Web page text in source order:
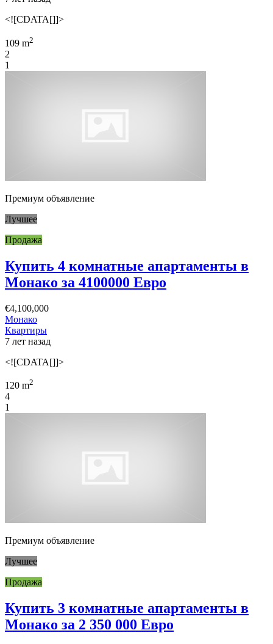
<![CDATA[]]>
109 m2
2
1
Премиум объявление
Лучшее
Продажа
Купить 4 комнатные апартаменты в
Монако за 4100000 Евро
€4,100,000
Монако
Квартиры
7 лет назад
<![CDATA[]]>
120 m2
4
1
Премиум объявление
Лучшее
Продажа
Купить 3 комнатные апартаменты в
Монако за 2 350 000 Евро